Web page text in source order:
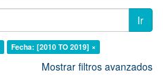
Ir
Fecha: [2010 TO 2019] ×
Mostrar filtros avanzados